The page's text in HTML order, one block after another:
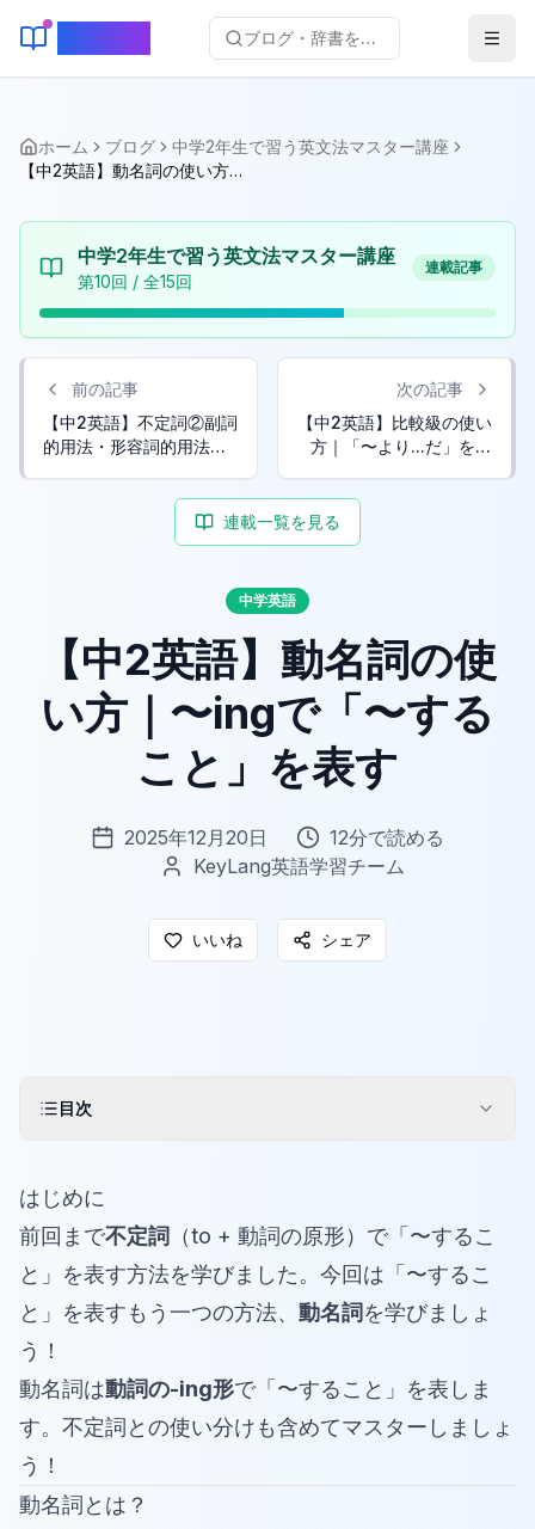
ブログ・辞書を検索...
ホーム ブログ
中学2年生で習う英文法マスター講座
【中2英語】動名詞の使い方｜〜ingで「〜すること」を表す
中学2年生で習う英文法マスター講座
第10回 / 全15回
連載記事
前の記事
【中2英語】不定詞②副詞
的用法・形容詞的用法｜
次の記事
【中2英語】比較級の使い
方｜「〜より...だ」を表
連載一覧を見る
中学英語
【中2英語】動名詞の使
い方｜〜ingで「〜する
こと」を表す
2025年12月20日 12分で読める
KeyLang英語学習チーム
いいね シェア
目次
はじめに
前回まで不定詞 （to + 動詞の原形）で「〜するこ
と」を表す方法を学びました。今回は「〜するこ
と」を表すもう一つの方法、 動名詞を学びましょ
う！
動名詞は動詞の-ing形で「〜すること」を表しま
す。不定詞との使い分けも含めてマスターしましょ
う！
動名詞とは？